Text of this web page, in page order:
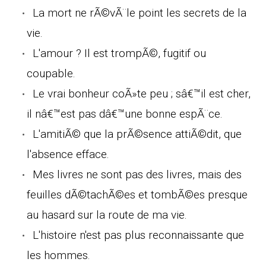
La mort ne rÃ©vÃ¨le point les secrets de la
vie.
L'amour ? Il est trompÃ©, fugitif ou
coupable.
Le vrai bonheur coÃ»te peu ; sâ€™il est cher,
il nâ€™est pas dâ€™une bonne espÃ¨ce.
L'amitiÃ© que la prÃ©sence attiÃ©dit, que
l'absence efface.
Mes livres ne sont pas des livres, mais des
feuilles dÃ©tachÃ©es et tombÃ©es presque
au hasard sur la route de ma vie.
L'histoire n'est pas plus reconnaissante que
les hommes.